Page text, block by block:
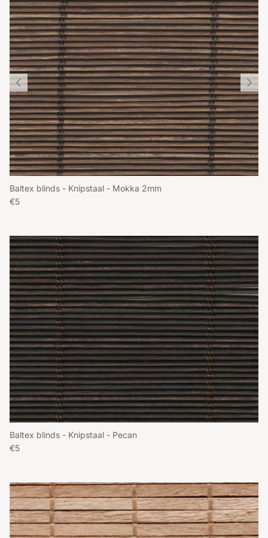
Baltex blinds - Knipstaal - Mokka 2mm
Reguliere prijs
€5
Baltex blinds - Knipstaal - Pecan
Reguliere prijs
€5